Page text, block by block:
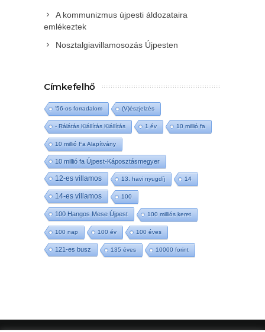
A kommunizmus újpesti áldozataira
emlékeztek
Nosztalgiavillamosozás Újpesten
Címkefelhő
'56-os forradalom (V)észjelzés
- Rálátás Kiállítás Kiállítás 1 év 10 millió fa
10 millió Fa Alapítvány
10 millió fa Újpest-Káposztásmegyer
12-es villamos 13. havi nyugdíj 14
14-es villamos 100
100 Hangos Mese Újpest 100 milliós keret
100 nap 100 év 100 éves
121-es busz 135 éves 10000 forint